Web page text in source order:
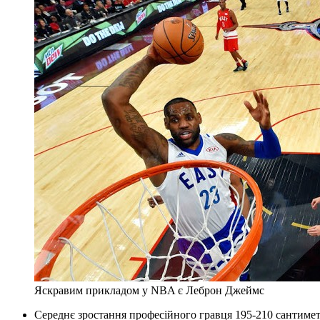
Яскравим прикладом у NBA є Леброн Джеймс
Середнє зростання професійного гравця 195-210